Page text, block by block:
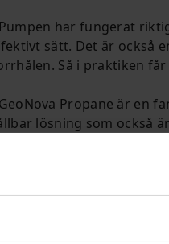
har fungerat
sätt. Det är också
Så i praktiken
Propane är en
lösning som också
också varmt